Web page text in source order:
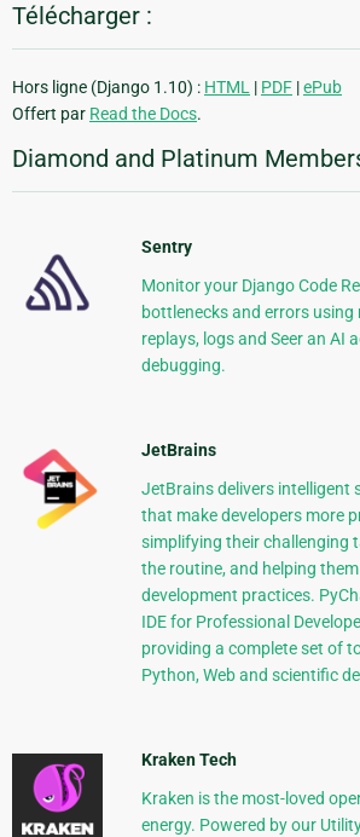
Télécharger :
Hors ligne (Django 1.10) : HTML | PDF |ePub
Offert par Read the Docs.
Diamond and Platinum
Sentry
Monitor your Django Code
bottlenecks and errors
replays, logs and Seer an AI
debugging.
JetBrains
JetBrains delivers intelligent
that make developers more
simplifying their challenging
the routine, and helping
development practices.
IDE for Professional
providing a complete set of
Python, Web and scientific
Kraken Tech
Kraken is the most-loved
energy. Powered by our